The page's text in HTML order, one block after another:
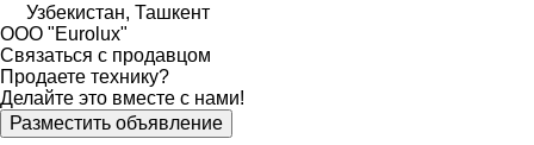
Узбекистан, Ташкент
ООО "Eurolux"
Связаться с продавцом
Продаете технику?
Делайте это вместе с нами!
Разместить объявление